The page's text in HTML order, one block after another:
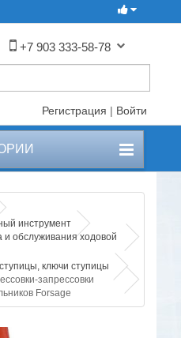
+7 903 333-58-78
Регистрация | Войти
инструмент
обслуживания ходовой
ключи ступицы
запрессовки
Forsage